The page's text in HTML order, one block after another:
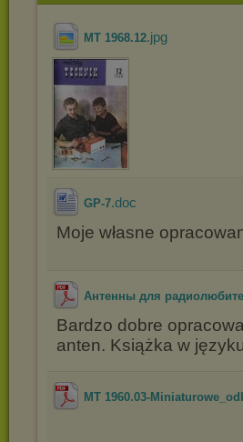
MT 1968.12.jpg
GP-7.doc
Moje własne
Антенны для
Bardzo dobre
anten. Książka w
MT 1960.03-